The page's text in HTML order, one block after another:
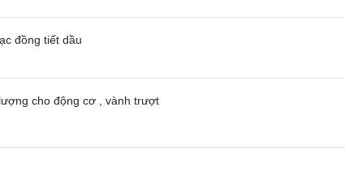
đồng tiết dầu
cho động cơ , vành trượt